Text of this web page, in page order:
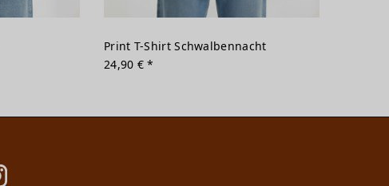
Print T-Shirt Schwalbennacht
24,90 € *